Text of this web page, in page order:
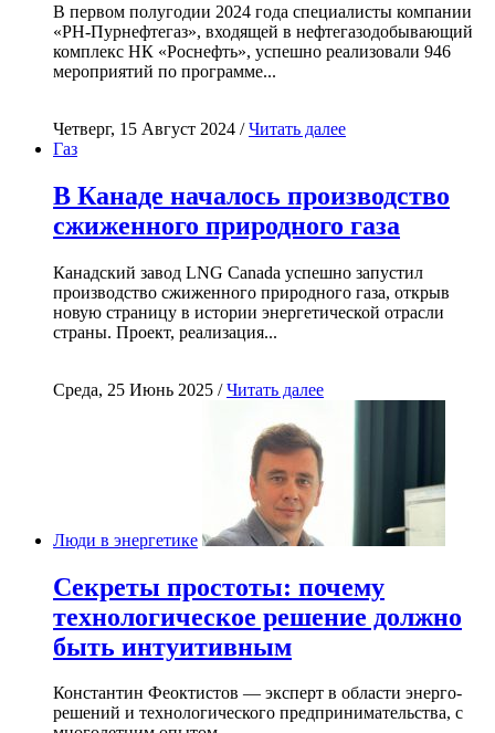
В первом полугодии 2024 года специалисты компании
«РН-Пурнефтегаз», входящей в нефтегазодобывающий
комплекс НК «Роснефть», успешно реализовали 946
мероприятий по программе...
Четверг, 15 Август 2024 /Читать далее
Газ
В Канаде началось производство
сжиженного природного газа
Канадский завод LNG Canada успешно запустил
производство сжиженного природного газа, открыв
новую страницу в истории энергетической отрасли
страны. Проект, реализация...
Среда, 25 Июнь 2025 /Читать далее
Люди в энергетике
Секреты простоты: почему
технологическое решение должно
быть интуитивным
Константин Феоктистов — эксперт в области энерго-
решений и технологического предпринимательства, с